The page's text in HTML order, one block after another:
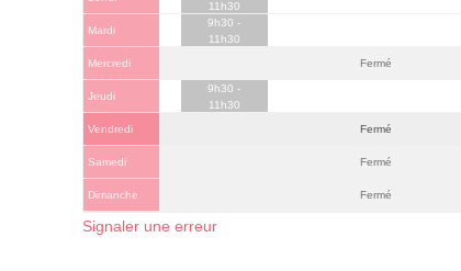
11h30
Mardi
9h30 -
11h30
Mercredi
Fermé
Jeudi
9h30 -
11h30
Vendredi
Fermé
Samedi Fermé
Dimanche Fermé
Signaler une erreur